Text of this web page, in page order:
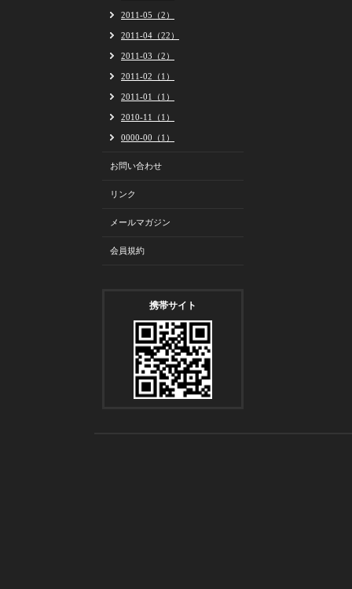
2011-05（2）
2011-04（22）
2011-03（2）
2011-02（1）
2011-01（1）
2010-11（1）
0000-00（1）
お問い合わせ
リンク
メールマガジン
会員規約
携帯サイト